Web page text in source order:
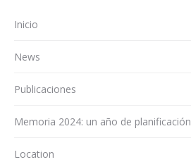
Inicio
News
Publicaciones
Memoria 2024: un año de planificación
Location